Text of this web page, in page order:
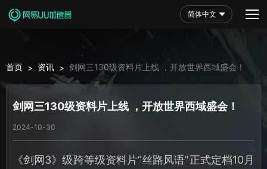
简体中文
首页 > 资讯 > 剑网三130级资料片上线 ，开放世界西域盛会！
剑网三130级资料片上线 ，开放世界西域盛会！
2024-10-30
《剑网3》级跨等级资料片“丝路风语”正式定档10月